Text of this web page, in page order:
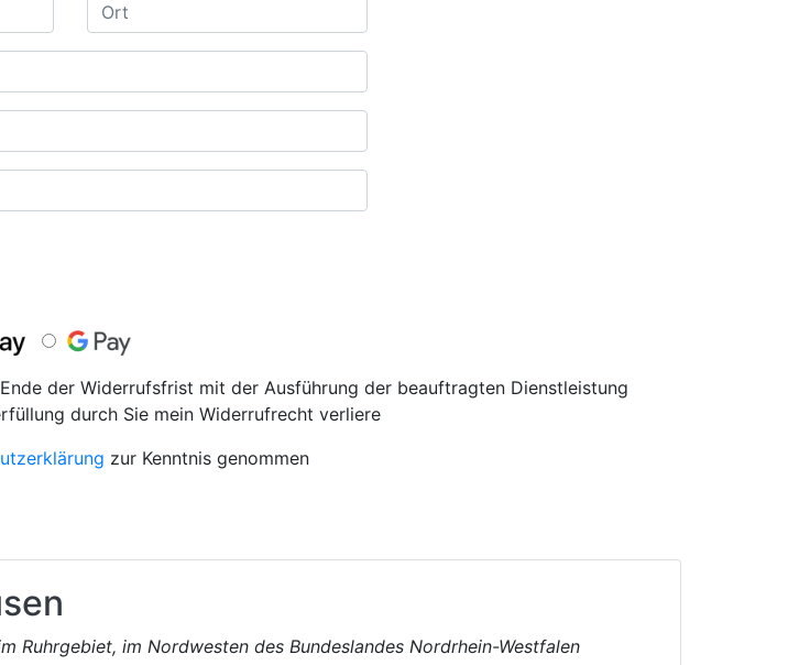
der Widerrufsfrist mit der Ausführung der beauftragten Dienstleistung
durch Sie mein Widerrufrecht verliere
zur Kenntnis genommen
Ruhrgebiet, im Nordwesten des Bundeslandes Nordrhein-Westfalen